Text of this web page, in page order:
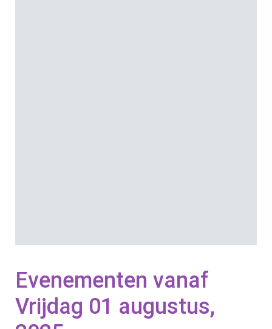
Evenementen vanaf
Vrijdag 01 augustus,